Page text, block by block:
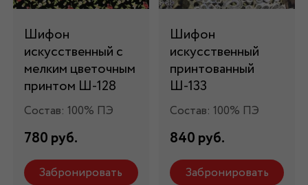
Шифон
искусственный с
мелким цветочным
принтом Ш-128
Состав: 100% ПЭ
780 руб.
Забронировать
Шифон
искусственный
принтованный
Ш-133
Состав: 100% ПЭ
840 руб.
Забронировать